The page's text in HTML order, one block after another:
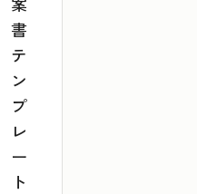
書
テ
ン
プ
レ
ー
ト